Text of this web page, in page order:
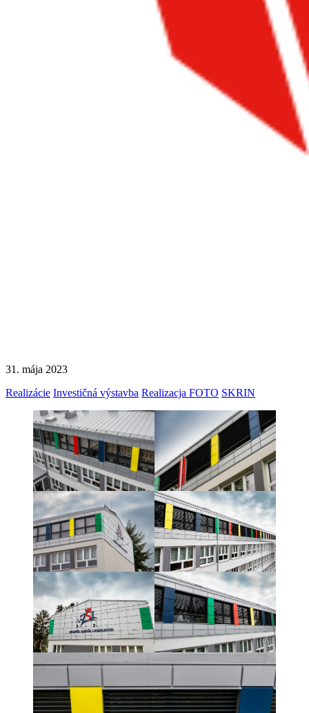
31. mája 2023
Realizácie Investičná výstavba Realizacja FOTO SKRIN